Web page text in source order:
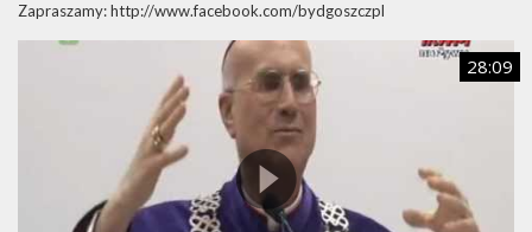
Zapraszamy: http://www.facebook.com/bydgoszczpl
28:09